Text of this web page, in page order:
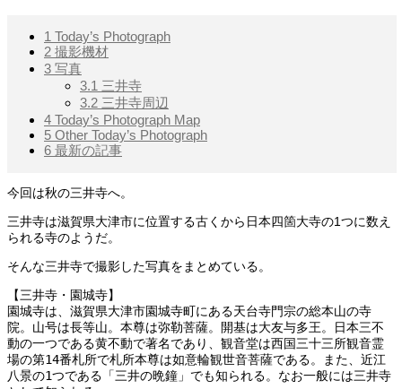
1 Today’s Photograph
2 撮影機材
3 写真
3.1 三井寺
3.2 三井寺周辺
4 Today’s Photograph Map
5 Other Today’s Photograph
6 最新の記事
今回は秋の三井寺へ。
三井寺は滋賀県大津市に位置する古くから日本四箇大寺の1つに数え
られる寺のようだ。
そんな三井寺で撮影した写真をまとめている。
【三井寺・園城寺】
園城寺は、滋賀県大津市園城寺町にある天台寺門宗の総本山の寺
院。山号は長等山。本尊は弥勒菩薩。開基は大友与多王。日本三不
動の一つである黄不動で著名であり、観音堂は西国三十三所観音霊
場の第14番札所で札所本尊は如意輪観世音菩薩である。また、近江
八景の1つである「三井の晩鐘」でも知られる。なお一般には三井寺